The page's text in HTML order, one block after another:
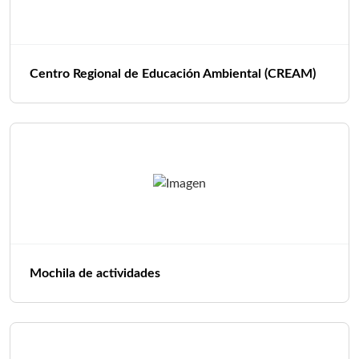
Centro Regional de Educación Ambiental (CREAM)
Mochila de actividades